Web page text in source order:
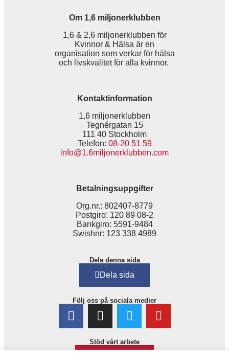
Om 1,6 miljonerklubben
1,6 & 2,6 miljonerklubben för
Kvinnor & Hälsa är en
organisation som verkar för hälsa
och livskvalitet för alla kvinnor.
Kontaktinformation
1,6 miljonerklubben
Tegnérgatan 15
111 40 Stockholm
Telefon: 08-20 51 59
info@1.6miljonerklubben.com
Betalningsuppgifter
Org.nr.: 802407-8779
Postgiro: 120 89 08-2
Bankgiro: 5591-9484
Swishnr: 123 338 4989
Dela denna sida
Dela sida
Följ oss på sociala medier
Stöd vårt arbete